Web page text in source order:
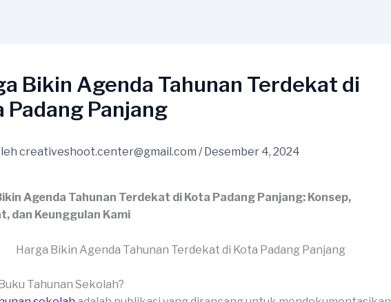
Bikin Agenda Tahunan Terdekat di
Padang Panjang
creativeshoot.center@gmail.com / Desember 4, 2024
Agenda Tahunan Terdekat di Kota Padang Panjang: Konsep,
dan Keunggulan Kami
Tahunan Sekolah?